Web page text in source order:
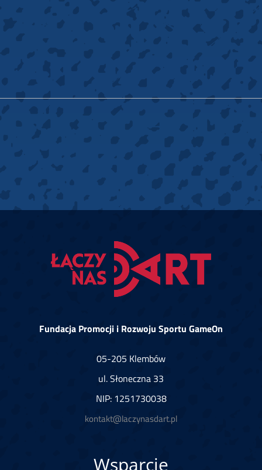
Fundacja Promocji i Rozwoju Sportu GameOn
05-205 Klembów
ul. Słoneczna 33
NIP: 1251730038
kontakt@laczynasdart.pl
Wsparcie